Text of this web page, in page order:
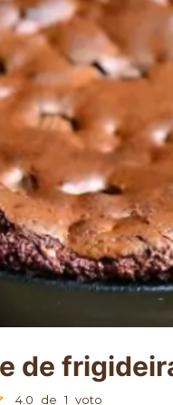
de
4.0 de 1 voto